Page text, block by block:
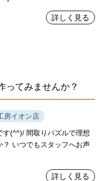
詳しく見る
ってみませんか？
房イオン店
す(^^)/ 間取りパズルで理想
いつでもスタッフへお声
詳しく見る